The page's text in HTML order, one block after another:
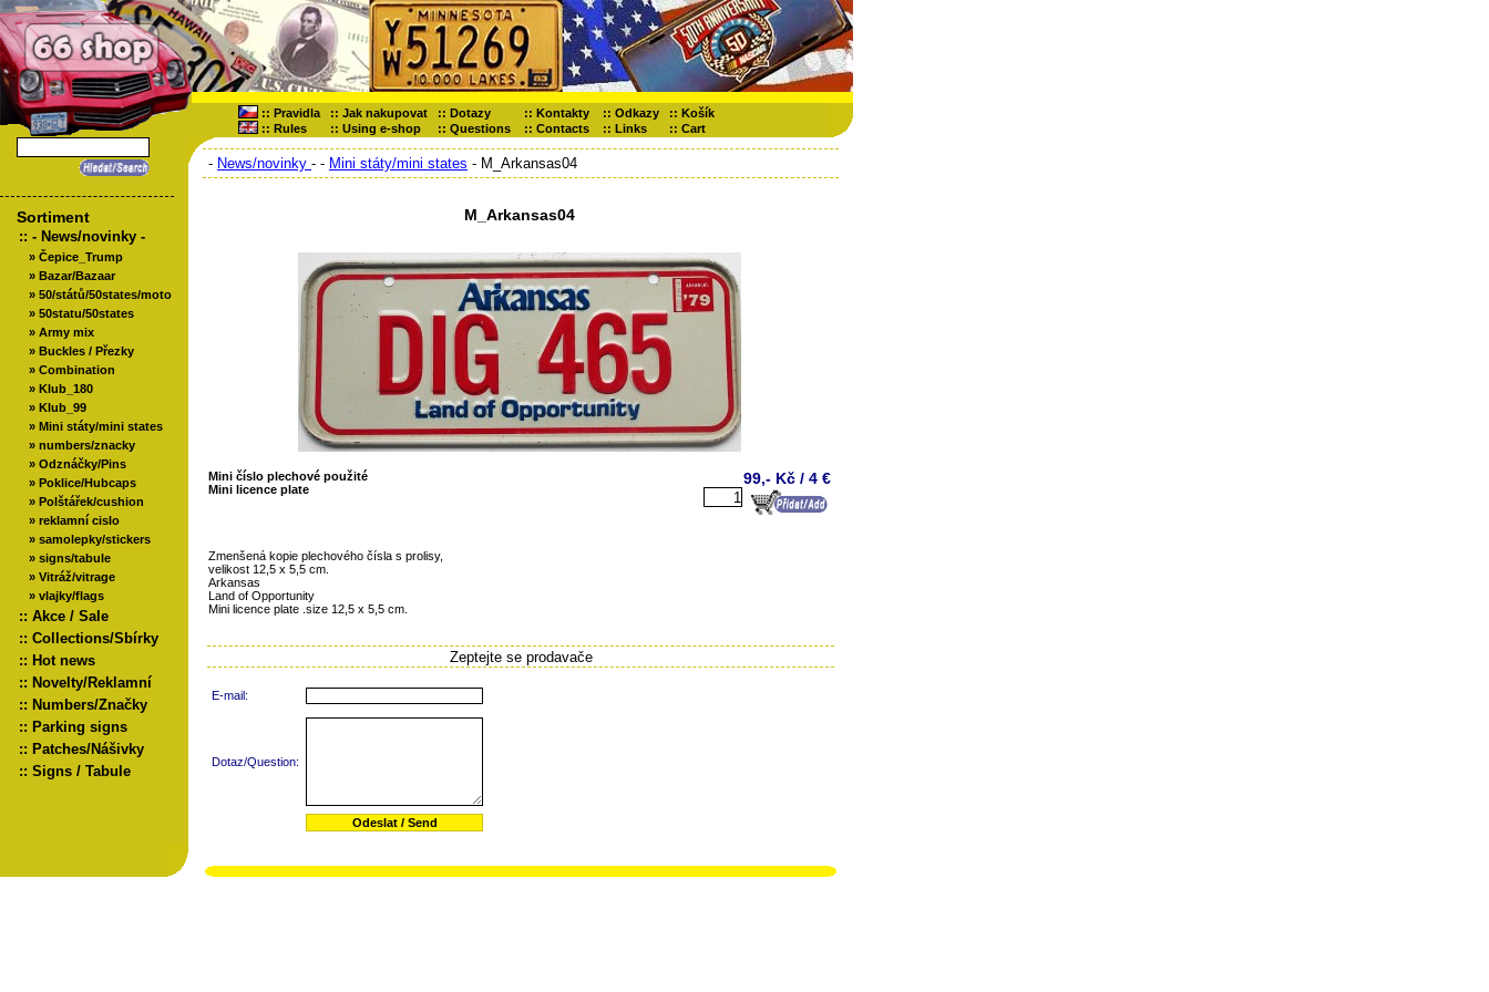
:: Pravidla :: Jak nakupovat :: Dotazy :: Kontakty :: Odkazy :: Košík
:: Rules :: Using e-shop :: Questions :: Contacts :: Links :: Cart
Sortiment
:: - News/novinky -
» Čepice_Trump
» Bazar/Bazaar
» 50/států/50states/moto
» 50statu/50states
» Army mix
» Buckles / Přezky
» Combination
» Klub_180
» Klub_99
» Mini státy/mini states
» numbers/znacky
» Odznáčky/Pins
» Poklice/Hubcaps
» Polštářek/cushion
» reklamní cislo
» samolepky/stickers
» signs/tabule
» Vitráž/vitrage
» vlajky/flags
:: Akce / Sale
:: Collections/Sbírky
:: Hot news
:: Novelty/Reklamní
:: Numbers/Značky
:: Parking signs
:: Patches/Nášivky
:: Signs / Tabule
- News/novinky - - Mini státy/mini states - M_Arkansas04
M_Arkansas04
Mini číslo plechové použité
Mini licence plate
99,- Kč / 4 €
Zmenšená kopie plechového čísla s prolisy,
velikost 12,5 x 5,5 cm.
Arkansas
Land of Opportunity
Mini licence plate .size 12,5 x 5,5 cm.
Zeptejte se prodavače
E-mail:
Dotaz/Question: